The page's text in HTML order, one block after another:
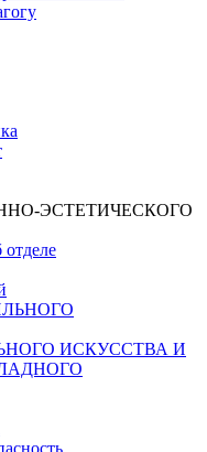
ЭСТЕТИЧЕСКОГО
ИСКУССТВА И